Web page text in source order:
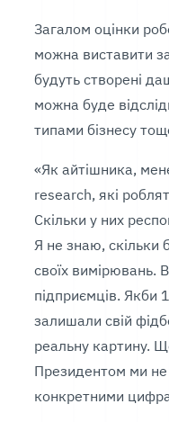
Загалом оцінки
можна виставити
будуть створені
можна буде
типами бізнесу
«Як айтішника,
research, які
Скільки у них
Я не знаю, скільки
своїх вимірювань.
підприємців. Якби
залишали свій
реальну картину.
Президентом ми
конкретними